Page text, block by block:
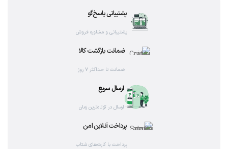
پرداخت آنلاین امن
پرداخت با کارت‌های شتاب
ارسال سریع
ارسال در کوتاه‌ترین زمان
ضمانت بازگشت کالا
ضمانت تا حداکثر ۷ روز
پشتیبانی پاسخ‌گو
پشتیبانی و مشاوره فروش